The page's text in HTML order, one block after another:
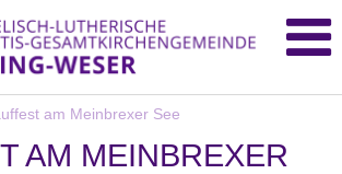
am Meinbrexer See
AM MEINBREXER